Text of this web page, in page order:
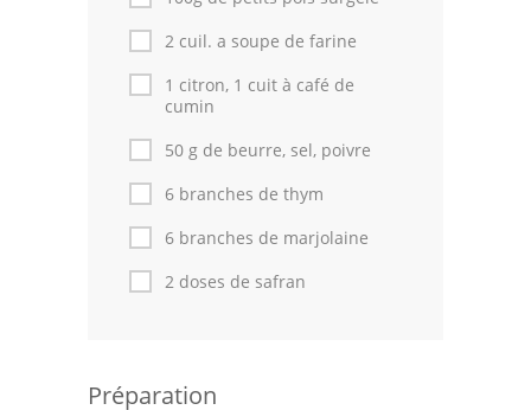
2 cuil. a soupe de farine
1 citron, 1 cuit à café de
cumin
50 g de beurre, sel, poivre
6 branches de thym
6 branches de marjolaine
2 doses de safran
Préparation